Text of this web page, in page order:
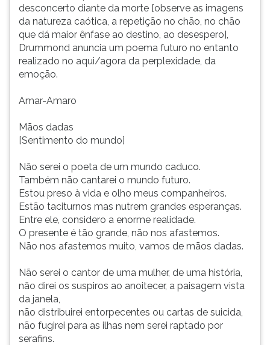
desconcerto diante da morte [observe as imagens
da natureza caótica, a repetição no chão, no chão
que dá maior ênfase ao destino, ao desespero],
Drummond anuncia um poema futuro no entanto
realizado no aqui/agora da perplexidade, da
emoção.
Amar-Amaro
Mãos dadas
[Sentimento do mundo]
Não serei o poeta de um mundo caduco.
Também não cantarei o mundo futuro.
Estou preso à vida e olho meus companheiros.
Estão taciturnos mas nutrem grandes esperanças.
Entre ele, considero a enorme realidade.
O presente é tão grande, não nos afastemos.
Não nos afastemos muito, vamos de mãos dadas.
Não serei o cantor de uma mulher, de uma história,
não direi os suspiros ao anoitecer, a paisagem vista
da janela,
não distribuirei entorpecentes ou cartas de suicida,
não fugirei para as ilhas nem serei raptado por
serafins.